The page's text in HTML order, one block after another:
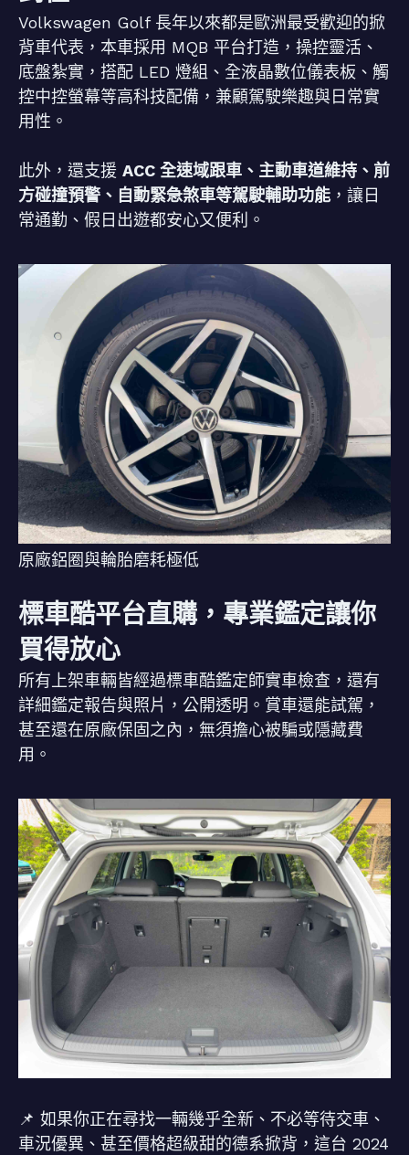
Volkswagen Golf 長年以來都是歐洲最受歡迎的掀
背車代表，本車採用 MQB 平台打造，操控靈活、
底盤紮實，搭配 LED 燈組、全液晶數位儀表板、觸
控中控螢幕等高科技配備，兼顧駕駛樂趣與日常實
用性。
此外，還支援 ACC 全速域跟車、主動車道維持、前
方碰撞預警、自動緊急煞車等駕駛輔助功能 ，讓日
常通勤、假日出遊都安心又便利。
原廠鋁圈與輪胎磨耗極低
標車酷平台直購，專業鑑定讓你
買得放心
所有上架車輛皆經過標車酷鑑定師實車檢查，還有
詳細鑑定報告與照片，公開透明。賞車還能試駕，
甚至還在原廠保固之內，無須擔心被騙或隱藏費
用。
📌 如果你正在尋找一輛幾乎全新、不必等待交車、
車況優異、甚至價格超級甜的德系掀背，這台 2024